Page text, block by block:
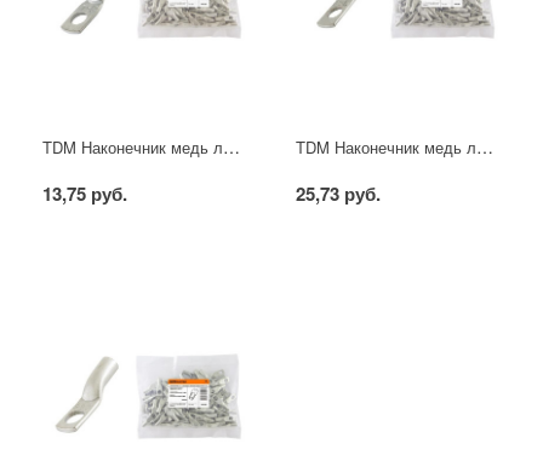
TDM Наконечник медь лужёный JG-6
13,75 руб.
TDM Наконечник медь лужёный JG-10
25,73 руб.